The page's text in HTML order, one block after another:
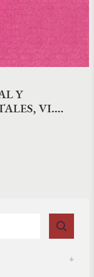
Y
VI.
EN EL